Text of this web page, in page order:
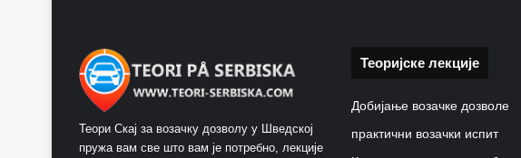
Теори Скај за возачку дозволу у Шведској
пружа вам све што вам је потребно, лекције
Теоријске лекције
Добијање возачке дозволе
практични возачки испит